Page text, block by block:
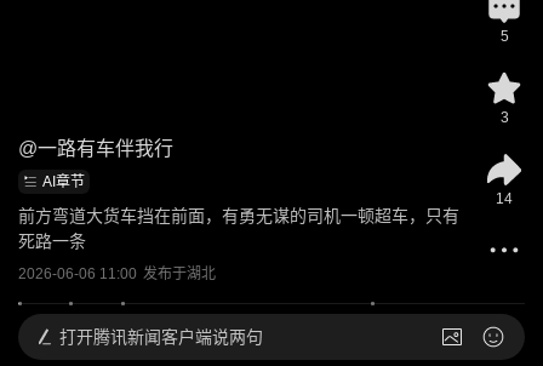
@一路有车伴我行
AI章节
前方弯道大货车挡在前面，有勇无谋的司机一顿超车，只有
死路一条
2026-06-06 11:00 发布于湖北
5
3
14
打开腾讯新闻客户端说两句